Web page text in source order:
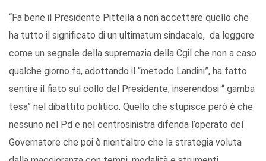
“Fa bene il Presidente Pittella a non accettare quello che
ha tutto il significato di un ultimatum sindacale, da leggere
come un segnale della supremazia della Cgil che non a caso
qualche giorno fa, adottando il “metodo Landini”, ha fatto
sentire il fiato sul collo del Presidente, inserendosi “ gamba
tesa” nel dibattito politico. Quello che stupisce però è che
nessuno nel Pd e nel centrosinistra difenda l’operato del
Governatore che poi è nient’altro che la strategia voluta